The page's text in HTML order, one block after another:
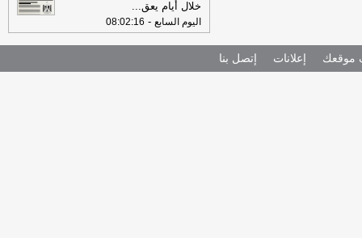
خلال أيام يعق...
اليوم السابع -
08:02:16
موقعك إعلانات إتصل بنا